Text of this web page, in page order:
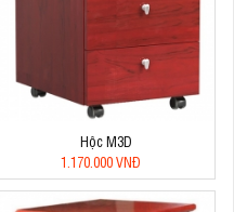
Hộc M3D
1.170.000 VNĐ